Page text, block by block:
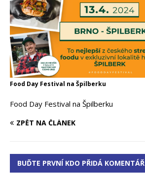
Food Day Festival na Špilberku
Food Day Festival na Špilberku
ZPĚT NA ČLÁNEK
BUĎTE PRVNÍ KDO PŘIDÁ KOMENTÁŘ